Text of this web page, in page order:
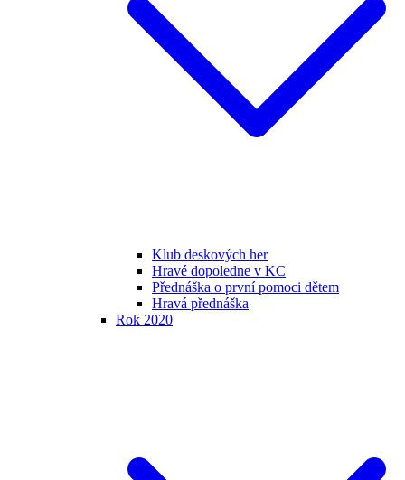
Klub deskových her
Hravé dopoledne v KC
Přednáška o první pomoci dětem
Hravá přednáška
Rok 2020